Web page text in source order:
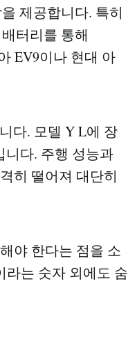
제공합니다. 특히
터리를 통해
EV9이나 현대 아
다. 모델 Y L에 장
니다. 주행 성능과
히 떨어져 대단히
야 한다는 점을 소
라는 숫자 외에도 숨